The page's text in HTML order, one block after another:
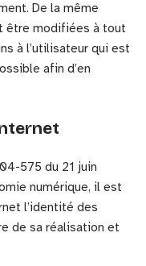
De la même
être modifiées à tout
à l’utilisateur qui est
afin d’en
575 du 21 juin
numérique, il est
l’identité des
de sa réalisation et